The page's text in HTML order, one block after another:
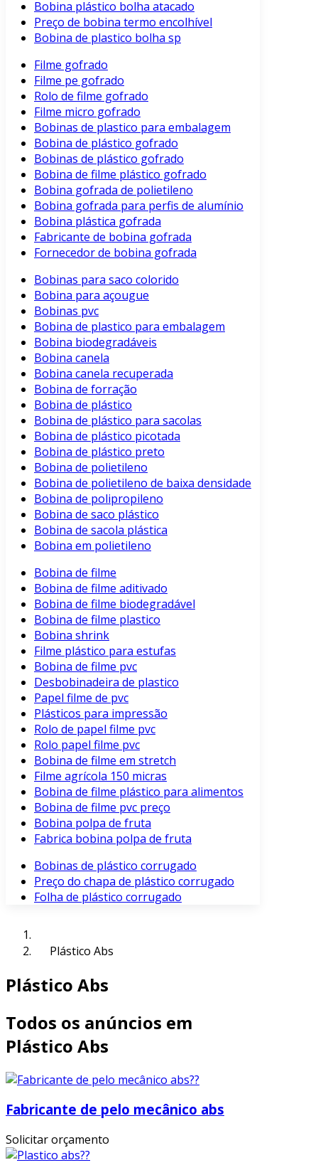
Bobina plástico bolha atacado
Preço de bobina termo encolhível
Bobina de plastico bolha sp
Filme gofrado
Filme pe gofrado
Rolo de filme gofrado
Filme micro gofrado
Bobinas de plastico para embalagem
Bobina de plástico gofrado
Bobinas de plástico gofrado
Bobina de filme plástico gofrado
Bobina gofrada de polietileno
Bobina gofrada para perfis de alumínio
Bobina plástica gofrada
Fabricante de bobina gofrada
Fornecedor de bobina gofrada
Bobinas para saco colorido
Bobina para açougue
Bobinas pvc
Bobina de plastico para embalagem
Bobina biodegradáveis
Bobina canela
Bobina canela recuperada
Bobina de forração
Bobina de plástico
Bobina de plástico para sacolas
Bobina de plástico picotada
Bobina de plástico preto
Bobina de polietileno
Bobina de polietileno de baixa densidade
Bobina de polipropileno
Bobina de saco plástico
Bobina de sacola plástica
Bobina em polietileno
Bobina de filme
Bobina de filme aditivado
Bobina de filme biodegradável
Bobina de filme plastico
Bobina shrink
Filme plástico para estufas
Bobina de filme pvc
Desbobinadeira de plastico
Papel filme de pvc
Plásticos para impressão
Rolo de papel filme pvc
Rolo papel filme pvc
Bobina de filme em stretch
Filme agrícola 150 micras
Bobina de filme plástico para alimentos
Bobina de filme pvc preço
Bobina polpa de fruta
Fabrica bobina polpa de fruta
Bobinas de plástico corrugado
Preço do chapa de plástico corrugado
Folha de plástico corrugado
Plástico Abs
Plástico Abs
Todos os anúncios em
Plástico Abs
Fabricante de pelo mecânico abs
Solicitar orçamento